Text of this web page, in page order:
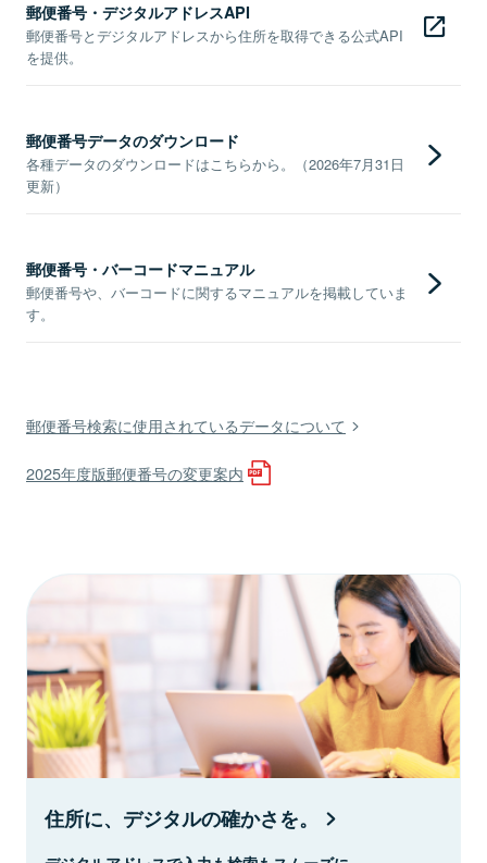
郵便番号・デジタルアドレスAPI
郵便番号とデジタルアドレスから住所を取得できる公式API
を提供。
郵便番号データのダウンロード
各種データのダウンロードはこちらから。（2026年7月31日
更新）
郵便番号・バーコードマニュアル
郵便番号や、バーコードに関するマニュアルを掲載していま
す。
郵便番号検索に使用されているデータについて
2025年度版郵便番号の変更案内
住所に、デジタルの確かさを。